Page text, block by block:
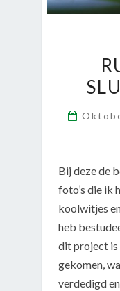
Bij deze de
foto’s die ik
koolwitjes
heb
dit project is
gekomen,
verdedigd